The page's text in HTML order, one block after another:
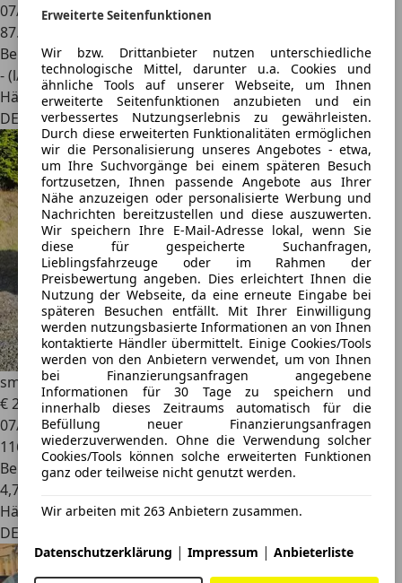
Erweiterte Seitenfunktionen
Wir bzw. Drittanbieter nutzen unterschiedliche
technologische Mittel, darunter u.a. Cookies und
ähnliche Tools auf unserer Webseite, um Ihnen
erweiterte Seitenfunktionen anzubieten und ein
verbessertes Nutzungserlebnis zu gewährleisten.
Durch diese erweiterten Funktionalitäten ermöglichen
wir die Personalisierung unseres Angebotes - etwa,
um Ihre Suchvorgänge bei einem späteren Besuch
fortzusetzen, Ihnen passende Angebote aus Ihrer
Nähe anzuzeigen oder personalisierte Werbung und
Nachrichten bereitzustellen und diese auszuwerten.
Wir speichern Ihre E-Mail-Adresse lokal, wenn Sie
diese für gespeicherte Suchanfragen,
Lieblingsfahrzeuge oder im Rahmen der
Preisbewertung angeben. Dies erleichtert Ihnen die
Nutzung der Webseite, da eine erneute Eingabe bei
späteren Besuchen entfällt. Mit Ihrer Einwilligung
werden nutzungsbasierte Informationen an von Ihnen
kontaktierte Händler übermittelt. Einige Cookies/Tools
werden von den Anbietern verwendet, um von Ihnen
bei Finanzierungsanfragen angegebene
Informationen für 30 Tage zu speichern und
innerhalb dieses Zeitraums automatisch für die
Befüllung neuer Finanzierungsanfragen
wiederzuverwenden. Ohne die Verwendung solcher
Cookies/Tools können solche erweiterten Funktionen
ganz oder teilweise nicht genutzt werden.
Wir arbeiten mit 263 Anbietern zusammen.
Datenschutzerklärung | Impressum | Anbieterliste
07/2015
87.054 km
Benzin
- (l/100 km)
Händler
DE 86356
smart forTwo smart fortwo coupe pure
€ 2.500
07/2009
116.000 km
Benzin
4,7 l/100 km (komb.)
Händler
DE 63776